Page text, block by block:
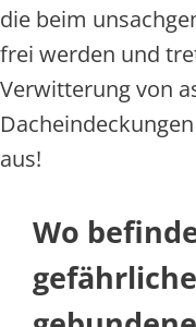
die beim
frei werden und
Verwitterung von
aus!
Wo